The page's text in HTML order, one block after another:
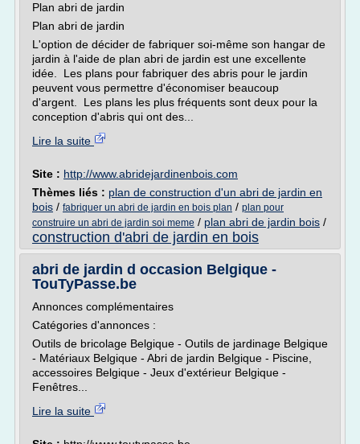
Plan abri de jardin
Plan abri de jardin
L'option de décider de fabriquer soi-même son hangar de
jardin à l'aide de plan abri de jardin est une excellente
idée. Les plans pour fabriquer des abris pour le jardin
peuvent vous permettre d'économiser beaucoup
d'argent. Les plans les plus fréquents sont deux pour la
conception d'abris qui ont des...
Lire la suite
Site : http://www.abridejardinenbois.com
Thèmes liés : plan de construction d'un abri de jardin en
bois / fabriquer un abri de jardin en bois plan / plan pour
construire un abri de jardin soi meme / plan abri de jardin bois /
construction d'abri de jardin en bois
abri de jardin d occasion Belgique -
TouTyPasse.be
Annonces complémentaires
Catégories d'annonces :
Outils de bricolage Belgique - Outils de jardinage Belgique
- Matériaux Belgique - Abri de jardin Belgique - Piscine,
accessoires Belgique - Jeux d'extérieur Belgique -
Fenêtres...
Lire la suite